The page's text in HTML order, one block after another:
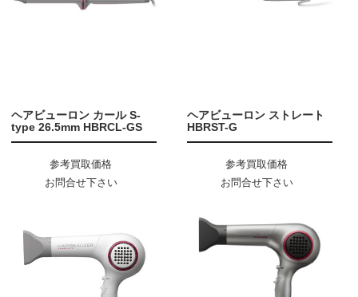
ヘアビューロン カール S-
type 26.5mm HBRCL-GS
参考買取価格
お問合せ下さい
ヘアビューロン ストレート
HBRST-G
参考買取価格
お問合せ下さい